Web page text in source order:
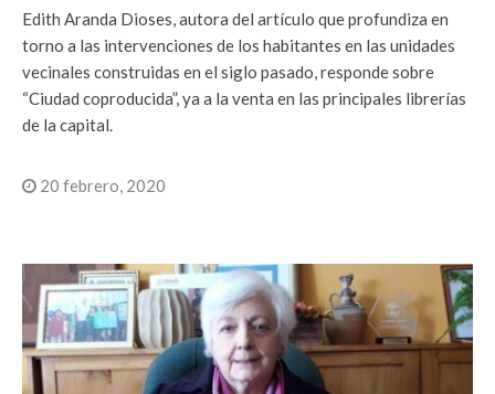
Edith Aranda Dioses, autora del artículo que profundiza en
torno a las intervenciones de los habitantes en las unidades
vecinales construidas en el siglo pasado, responde sobre
“Ciudad coproducida”, ya a la venta en las principales librerías
de la capital.
20 febrero, 2020